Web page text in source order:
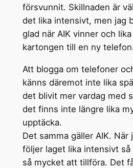
försvunnit. Skillnaden är
det lika intensivt, men jag
glad när AIK vinner och
kartongen till en ny
Att blogga om telefoner
känns däremot inte lika
det blivit mer vardag med
det finns inte längre lika
upptäcka.
Det samma gäller AIK. När
följer laget lika intensivt
så mycket att tillföra. Det